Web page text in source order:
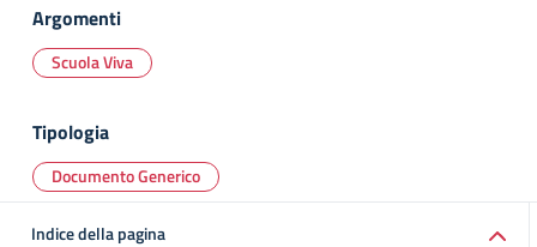
Argomenti
Scuola Viva
Tipologia
Documento Generico
Indice della pagina